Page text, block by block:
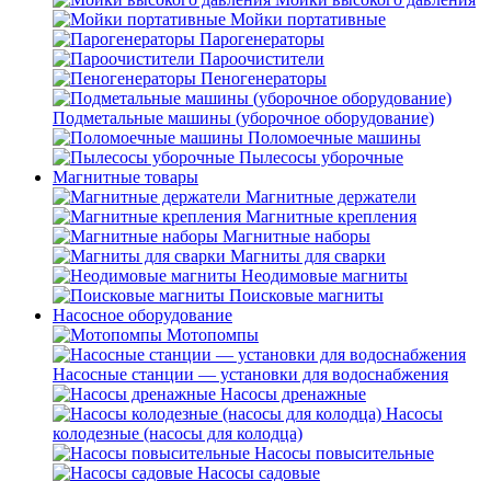
Мойки портативные
Парогенераторы
Пароочистители
Пеногенераторы
Подметальные машины (уборочное оборудование)
Поломоечные машины
Пылесосы уборочные
Магнитные товары
Магнитные держатели
Магнитные крепления
Магнитные наборы
Магниты для сварки
Неодимовые магниты
Поисковые магниты
Насосное оборудование
Мотопомпы
Насосные станции — установки для водоснабжения
Насосы дренажные
Насосы
колодезные (насосы для колодца)
Насосы повысительные
Насосы садовые